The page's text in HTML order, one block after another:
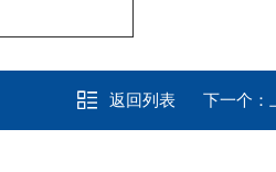
返回列表 下一个：